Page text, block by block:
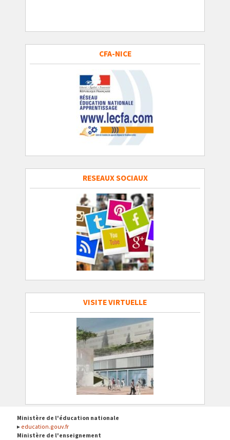
CFA-NICE
RESEAUX SOCIAUX
VISITE VIRTUELLE
Ministère de l'éducation nationale
education.gouv.fr
Ministère de l'enseignement